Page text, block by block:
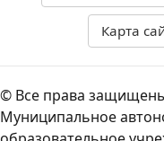
Карта
© Все права
Муниципальное